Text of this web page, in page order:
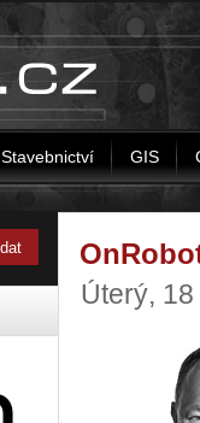
Stavebnictví GIS
Úterý,